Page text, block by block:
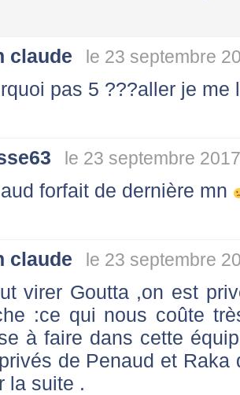
claude le 23 septembre
pas 5 ???aller je me
le 23 septembre
forfait de dernière mn
claude le 23 septembre
virer Goutta ,on est
:ce qui nous coûte
à faire dans cette
de Penaud et
la suite .